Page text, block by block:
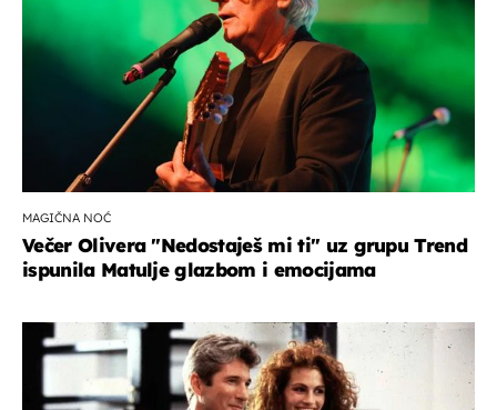
MAGIČNA NOĆ
Večer Olivera "Nedostaješ mi ti" uz grupu Trend
ispunila Matulje glazbom i emocijama